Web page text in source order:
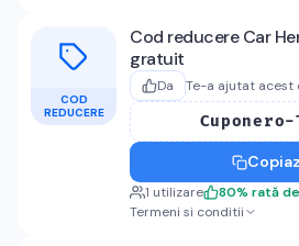
COD
REDUCERE
Cod reducere Car
gratuit
Da Te-a ajutat acest
1 utilizare 80% rată
Termeni si conditii